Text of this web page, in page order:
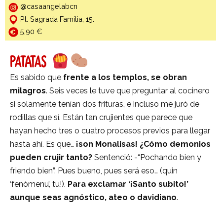
@casaangelabcn
Pl. Sagrada Família, 15.
5,90 €
PATATAS
Es sabido que frente a los templos, se obran
milagros. Seis veces le tuve que preguntar al cocinero
si solamente tenían dos frituras, e incluso me juró de
rodillas que sí. Están tan crujientes que parece que
hayan hecho tres o cuatro procesos previos para llegar
hasta ahí. Es que… ¡son Monalisas! ¿Cómo demonios
pueden crujir tanto? Sentenció: -“Pochando bien y
friendo bien”. Pues bueno, pues será eso… (quin
‘fenòmenu’, tu!). Para exclamar ‘¡Santo subito!’
aunque seas agnóstico, ateo o davidiano.